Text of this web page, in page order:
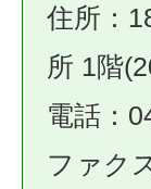
住所：
所 1階
電話：
ファク